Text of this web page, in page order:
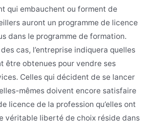
qui embauchent ou forment de
auront un programme de licence
dans le programme de formation.
cas, l’entreprise indiquera quelles
être obtenues pour vendre ses
Celles qui décident de se lancer
mêmes doivent encore satisfaire
licence de la profession qu’elles ont
véritable liberté de choix réside dans